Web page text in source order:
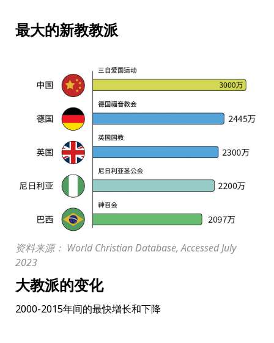
最大的新教教派
资料来源： World Christian Database, Accessed July
2023
大教派的变化
2000-2015年间的最快增长和下降